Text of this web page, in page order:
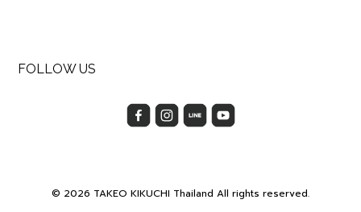
FOLLOW US
© 2026 TAKEO KIKUCHI Thailand All rights reserved.